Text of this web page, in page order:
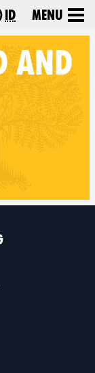
your
id Menu
AND